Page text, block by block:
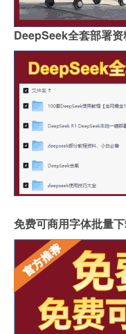
DeepSeek全套部署
免费可商用字体批量